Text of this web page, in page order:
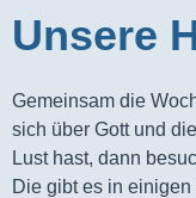
Unsere
Gemeinsam die
sich über Gott und
Lust hast, dann
Die gibt es in